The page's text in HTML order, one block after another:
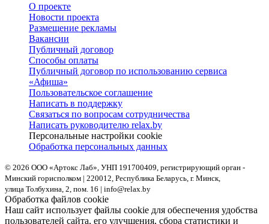
О проекте
Новости проекта
Размещение рекламы
Вакансии
Публичный договор
Способы оплаты
Публичный договор по использованию сервиса
«Афиша»
Пользовательское соглашение
Написать в поддержку
Связаться по вопросам сотрудничества
Написать руководителю relax.by
Персональные настройки cookie
Обработка персональных данных
© 2026 ООО «Артокс Лаб», УНП 191700409, регистрирующий орган -
Минский горисполком | 220012, Республика Беларусь, г. Минск,
улица Толбухина, 2, пом. 16 | info@relax.by
Обработка файлов cookie
Наш сайт использует файлы cookie для обеспечения удобства
пользователей сайта, его улучшения, сбора статистики и